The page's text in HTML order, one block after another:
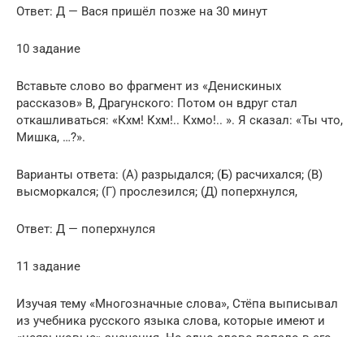
Ответ: Д — Вася пришёл позже на 30 минут
10 задание
Вставьте слово во фрагмент из «Денискиных
рассказов» В, Драгунского: Потом он вдруг стал
откашливаться: «Кхм! Кхм!.. Кхмо!.. ». Я сказал: «Ты что,
Мишка, …?».
Варианты ответа: (А) разрыдался; (Б) расчихался; (В)
высморкался; (Г) прослезился; (Д) поперхнулся,
Ответ: Д — поперхнулся
11 задание
Изучая тему «Многозначные слова», Стёпа выписывал
из учебника русского языка слова, которые имеют и